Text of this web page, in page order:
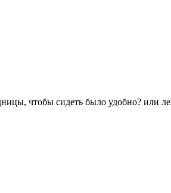
чтобы сидеть было удобно? или